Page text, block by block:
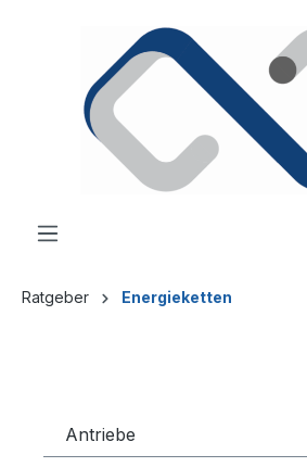
Ratgeber Energieketten
Antriebe